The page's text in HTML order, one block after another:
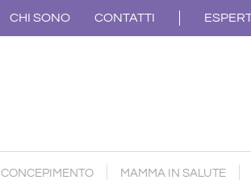
CHI SONO CONTATTI
CONCEPIMENTO MAMMA IN SALUTE